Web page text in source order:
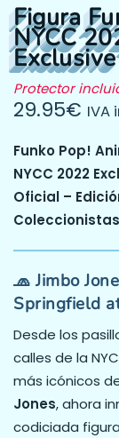
Figura
NYCC
Protector
29.95€ IVA
Funko Pop!
NYCC 2022
Oficial –
🧢 Jimbo
Springfield
Desde los
calles de la
más icónicos
Jones, ahora
codiciada